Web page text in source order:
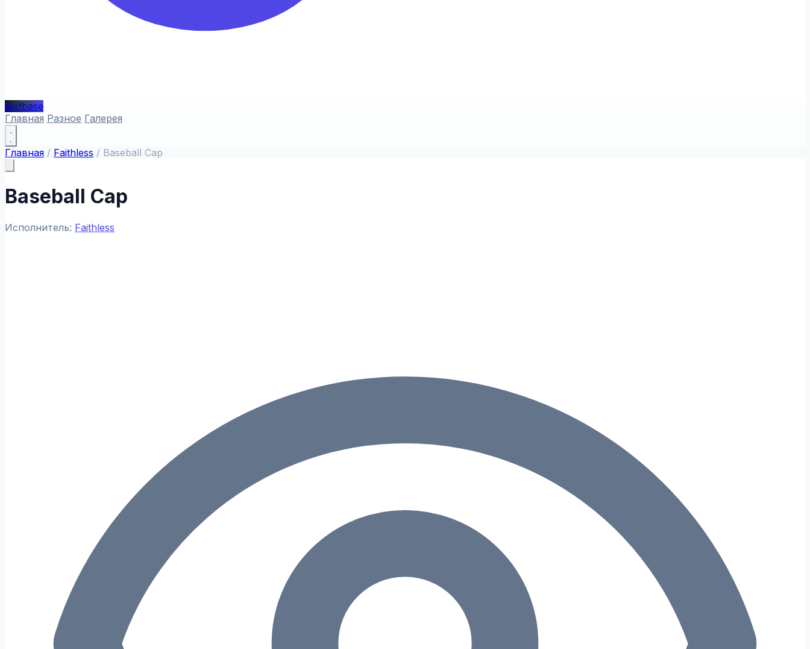
textbase
Главная Разное Галерея
Главная / Faithless / Baseball Cap
Baseball Cap
Исполнитель: Faithless